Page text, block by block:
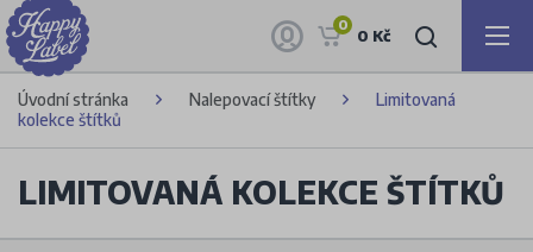
0
0 Kč
Úvodní stránka Nalepovací štítky
Limitovaná
kolekce štítků
LIMITOVANÁ KOLEKCE ŠTÍTKŮ